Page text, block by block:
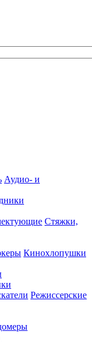
Аудио- и
Стяжки,
Кинохлопушки
Режиссерские